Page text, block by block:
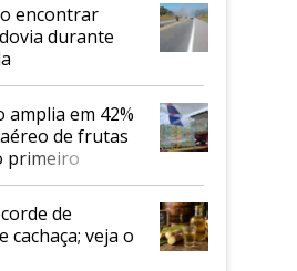
encontrar
durante
amplia em 42%
de frutas
primeiro
de
cachaça; veja o